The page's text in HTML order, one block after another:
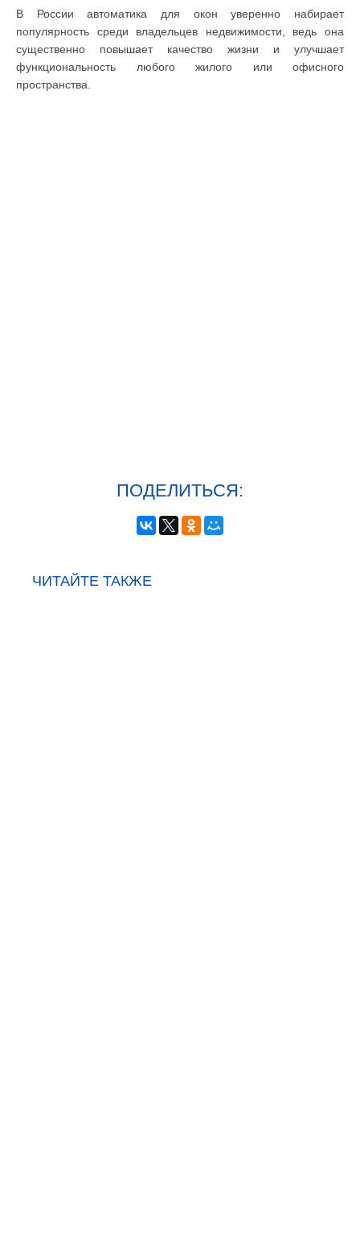
В России автоматика для окон уверенно набирает
популярность среди владельцев недвижимости, ведь она
существенно повышает качество жизни и улучшает
функциональность любого жилого или офисного
пространства.
ПОДЕЛИТЬСЯ:
ЧИТАЙТЕ ТАКЖЕ